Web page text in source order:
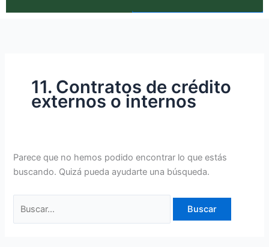
11. Contratos de crédito
externos o internos
Parece que no hemos podido encontrar lo que estás
buscando. Quizá pueda ayudarte una búsqueda.